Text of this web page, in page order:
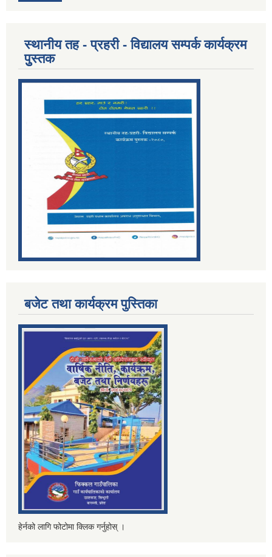
स्थानीय तह - प्रहरी - विद्यालय सम्पर्क कार्यक्रम
पुुस्तक
बजेट तथा कार्यक्रम पुस्तिका
हेर्नको लागि फोटोमा क्लिक गर्नुहोस् ।